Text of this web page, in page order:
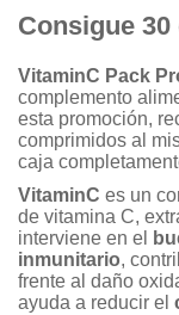
Consigue 30
VitaminC Pack
complemento
esta promoción,
comprimidos al
caja
VitaminC es un
de vitamina C,
interviene en el
inmunitario,
frente al daño
ayuda a reducir el